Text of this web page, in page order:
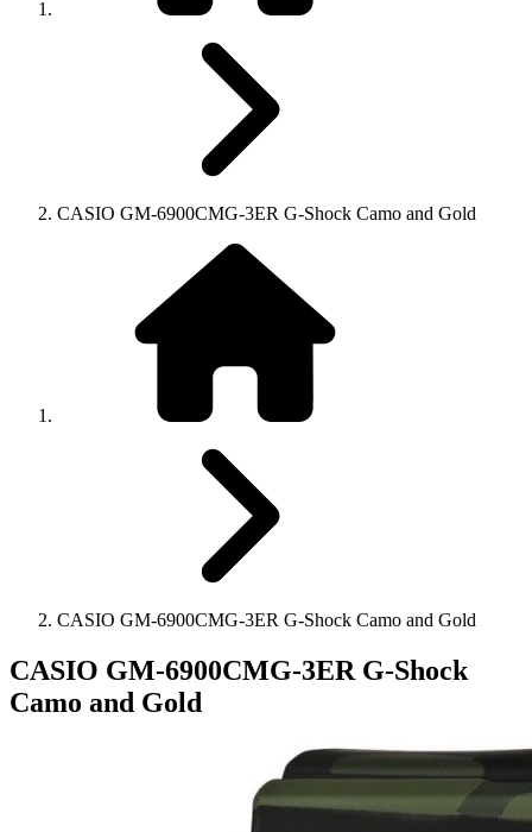
CASIO GM-6900CMG-3ER G-Shock Camo and Gold
CASIO GM-6900CMG-3ER G-Shock Camo and Gold
CASIO GM-6900CMG-3ER G-Shock
Camo and Gold